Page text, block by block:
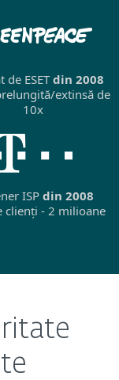
de ESETdin 2008
extinsă de
10x
ISPdin 2008
clienți - 2 milioane